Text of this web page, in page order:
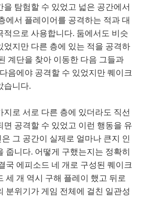
을 탐험할 수 있었고 넓은 공간에서
에서 플레이어를 공격하는 적과 대
적으로 사용합니다. 둠에서도 비슷
었지만 다른 층에 있는 적을 공격하
계단을 찾아 이동한 다음 그들과
음에야 공격할 수 있었지만 퀘이크
습니다.
지로 서로 다른 층에 있더라도 직선
면 공격할 수 있었고 이런 행동을 유
그 공간이 실제로 얼마나 큰지 인
줍니다. 어떻게 구했는지는 정확히
국 에피소드 네 개로 구성된 퀘이크
세 개 역시 구해 플레이 했고 뒤로
분위기가 게임 전체에 걸친 일관성